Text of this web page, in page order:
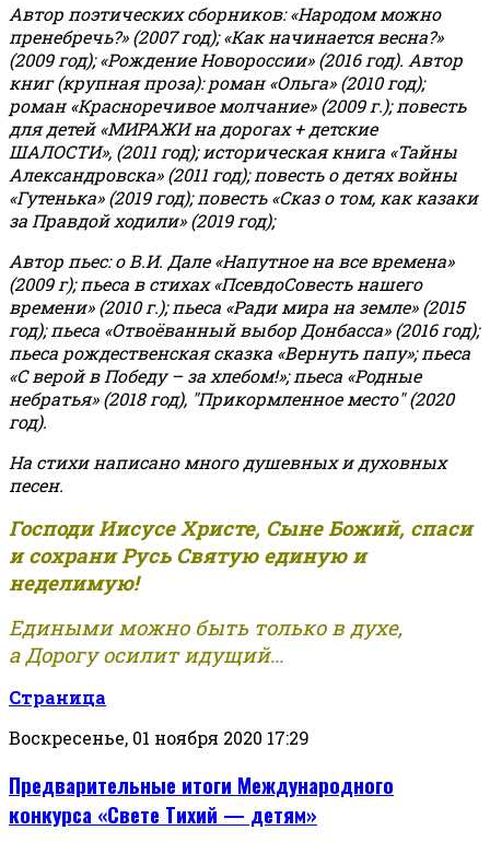
Автор поэтических сборников: «Народом можно
пренебречь?» (2007 год); «Как начинается весна?»
(2009 год); «Рождение Новороссии» (2016 год). Автор
книг (крупная проза): роман «Ольга» (2010 год);
роман «Красноречивое молчание» (2009 г.); повесть
для детей «МИРАЖИ на дорогах + детские
ШАЛОСТИ», (2011 год); историческая книга «Тайны
Александровска» (2011 год); повесть о детях войны
«Гутенька» (2019 год); повесть «Сказ о том, как казаки
за Правдой ходили» (2019 год);
Автор пьес: о В.И. Дале «Напутное на все времена»
(2009 г); пьеса в стихах «ПсевдоСовесть нашего
времени» (2010 г.); пьеса «Ради мира на земле» (2015
год); пьеса «Отвоёванный выбор Донбасса» (2016 год);
пьеса рождественская сказка «Вернуть папу»; пьеса
«С верой в Победу – за хлебом!»;пьеса «Родные
небратья» (2018 год), "Прикормленное место" (2020
год).
На стихи написано много душевных и духовных
песен.
Господи Иисусе Христе, Сыне Божий, спаси
и сохрани Русь Святую единую и
неделимую!
Едиными можно быть только в духе,
а Дорогу осилит идущий...
Страница
Воскресенье, 01 ноября 2020 17:29
Предварительные итоги Международного
конкурса «Свете Тихий — детям»